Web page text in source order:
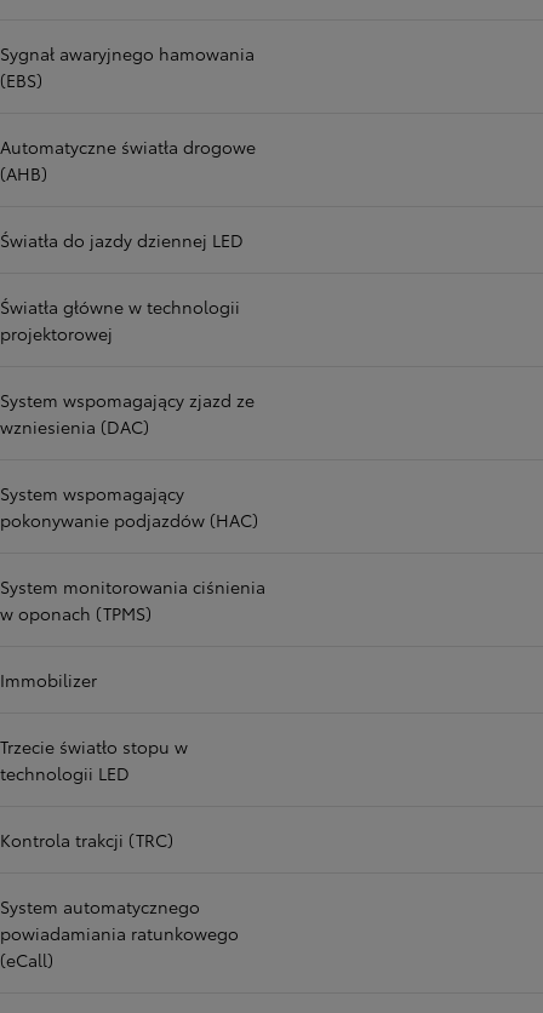
Sygnał awaryjnego hamowania
(EBS)
Automatyczne światła drogowe
(AHB)
Światła do jazdy dziennej LED
Światła główne w technologii
projektorowej
System wspomagający zjazd ze
wzniesienia (DAC)
System wspomagający
pokonywanie podjazdów (HAC)
System monitorowania ciśnienia
w oponach (TPMS)
Immobilizer
Trzecie światło stopu w
technologii LED
Kontrola trakcji (TRC)
System automatycznego
powiadamiania ratunkowego
(eCall)